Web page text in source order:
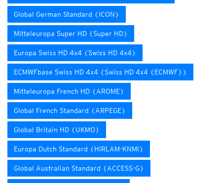
Global German Standard (ICON)
Mitteleuropa Super HD (Super HD)
Europa Swiss HD 4x4 (Swiss HD 4x4)
ECMWFbase Swiss HD 4x4 (Swiss HD 4x4 (ECMWF))
Mitteleuropa French HD (AROME)
Global French Standard (ARPEGE)
Global Britain HD (UKMO)
Europa Dutch Standard (HIRLAM-KNMI)
Global Australian Standard (ACCESS-G)